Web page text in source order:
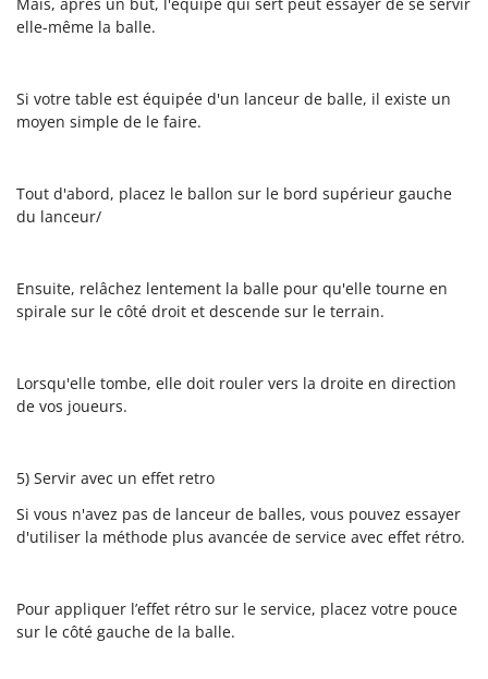
elle-même la balle.
Si votre table est équipée d'un lanceur de balle, il existe un
moyen simple de le faire.
Tout d'abord, placez le ballon sur le bord supérieur gauche
du lanceur/
Ensuite, relâchez lentement la balle pour qu'elle tourne en
spirale sur le côté droit et descende sur le terrain.
Lorsqu'elle tombe, elle doit rouler vers la droite en direction
de vos joueurs.
5) Servir avec un effet retro
Si vous n'avez pas de lanceur de balles, vous pouvez essayer
d'utiliser la méthode plus avancée de service avec effet rétro.
Pour appliquer l’effet rétro sur le service, placez votre pouce
sur le côté gauche de la balle.